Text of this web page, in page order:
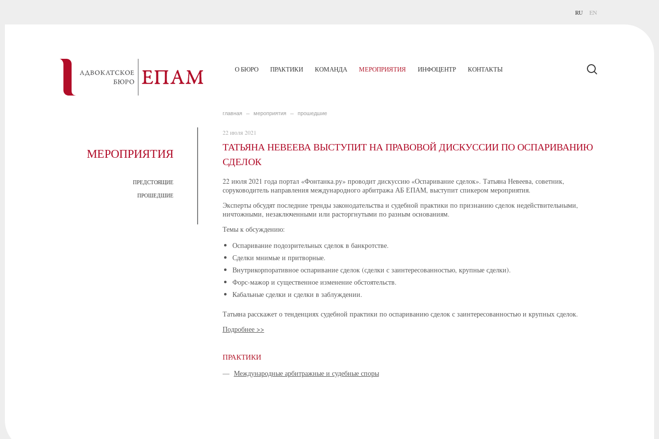
RU EN
О БЮРО ПРАКТИКИ КОМАНДА МЕРОПРИЯТИЯ ИНФОЦЕНТР КОНТАКТЫ
МЕРОПРИЯТИЯ
ПРЕДСТОЯЩИЕ
ПРОШЕДШИЕ
главная мероприятия прошедшие
22 июля 2021
ТАТЬЯНА НЕВЕЕВА ВЫСТУПИТ НА ПРАВОВОЙ ДИСКУССИИ ПО ОСПАРИВАНИЮ
СДЕЛОК
22 июля 2021 года портал «Фонтанка.ру» проводит дискуссию «Оспаривание сделок». Татьяна Невеева, советник,
соруководитель направления международного арбитража АБ ЕПАМ, выступит спикером мероприятия.
Эксперты обсудят последние тренды законодательства и судебной практики по признанию сделок недействительными,
ничтожными, незаключенными или расторгнутыми по разным основаниям.
Темы к обсуждению:
Оспаривание подозрительных сделок в банкротстве.
Сделки мнимые и притворные.
Внутрикорпоративное оспаривание сделок (сделки с заинтересованностью, крупные сделки).
Форс-мажор и существенное изменение обстоятельств.
Кабальные сделки и сделки в заблуждении.
Татьяна расскажет о тенденциях судебной практики по оспариванию сделок с заинтересованностью и крупных сделок.
Подробнее >>
ПРАКТИКИ
— Международные арбитражные и судебные споры